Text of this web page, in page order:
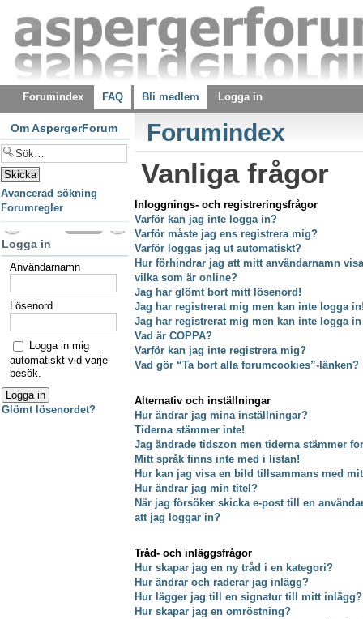
Forumindex FAQ Bli medlem Logga in
Forumindex
Vanliga frågor
Inloggnings- och registreringsfrågor
Varför kan jag inte logga in?
Varför måste jag ens registrera mig?
Varför loggas jag ut automatiskt?
Hur förhindrar jag att mitt användarnamn
vilka som är online?
Jag har glömt bort mitt lösenord!
Jag har registrerat mig men kan inte logga
Jag har registrerat mig men kan inte logga
Vad är COPPA?
Varför kan jag inte registrera mig?
Vad gör “Ta bort alla forumcookies”-länken?
Alternativ och inställningar
Hur ändrar jag mina inställningar?
Tiderna stämmer inte!
Jag ändrade tidszon men tiderna stämmer
Mitt språk finns inte med i listan!
Hur kan jag visa en bild tillsammans med
Hur ändrar jag min titel?
När jag försöker skicka e-post till en
att jag loggar in?
Tråd- och inläggsfrågor
Hur skapar jag en ny tråd i en kategori?
Hur ändrar och raderar jag inlägg?
Hur lägger jag till en signatur till mitt inlägg?
Hur skapar jag en omröstning?
Om AspergerForum
Avancerad sökning
Forumregler
Logga in
Användarnamn
Lösenord
Logga in mig
automatiskt vid varje
besök.
Glömt lösenordet?